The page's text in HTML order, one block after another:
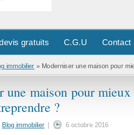
gratuits C.G.U Contact
immobilier » Moderniser une maison pour
une maison pour mieux
?
Blog immobilier 6 octobre 2016